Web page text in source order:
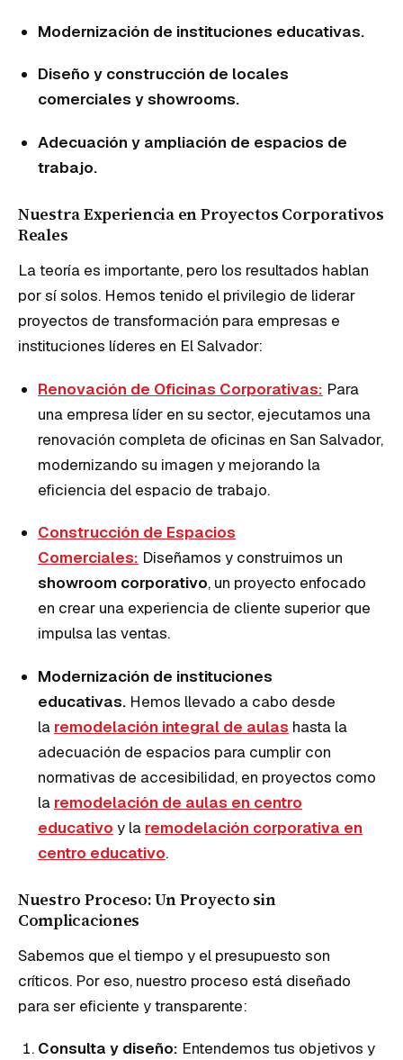
Modernización de instituciones educativas.
Diseño y construcción de locales
comerciales y showrooms.
Adecuación y ampliación de espacios de
trabajo.
Nuestra Experiencia en Proyectos Corporativos
Reales
La teoría es importante, pero los resultados hablan
por sí solos. Hemos tenido el privilegio de liderar
proyectos de transformación para empresas e
instituciones líderes en El Salvador:
Renovación de Oficinas Corporativas: Para
una empresa líder en su sector, ejecutamos una
renovación completa de oficinas en San Salvador,
modernizando su imagen y mejorando la
eficiencia del espacio de trabajo.
Construcción de Espacios
Comerciales: Diseñamos y construimos un
showroom corporativo, un proyecto enfocado
en crear una experiencia de cliente superior que
impulsa las ventas.
Modernización de instituciones
educativas. Hemos llevado a cabo desde
la remodelación integral de aulas hasta la
adecuación de espacios para cumplir con
normativas de accesibilidad, en proyectos como
la remodelación de aulas en centro
educativo y la remodelación corporativa en
centro educativo.
Nuestro Proceso: Un Proyecto sin
Complicaciones
Sabemos que el tiempo y el presupuesto son
críticos. Por eso, nuestro proceso está diseñado
para ser eficiente y transparente:
Consulta y diseño: Entendemos tus objetivos y